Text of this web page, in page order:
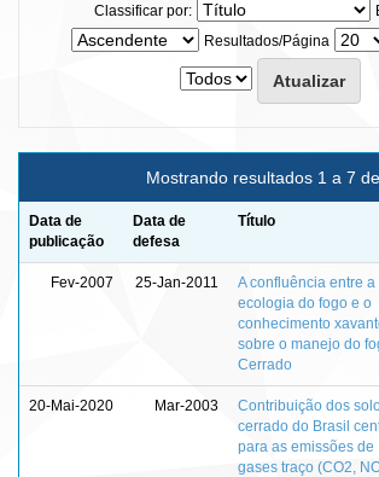
Classificar por:
Resultados/Página
Mostrando resultados 1 a 7
Data de
publicação
Data de
defesa
Título
Fev-2007 25-Jan-2011
A confluência entre a
ecologia do fogo e o
conhecimento
sobre o manejo do
Cerrado
20-Mai-2020 Mar-2003
Contribuição dos
cerrado do Brasil
para as emissões de
gases traço (CO2,